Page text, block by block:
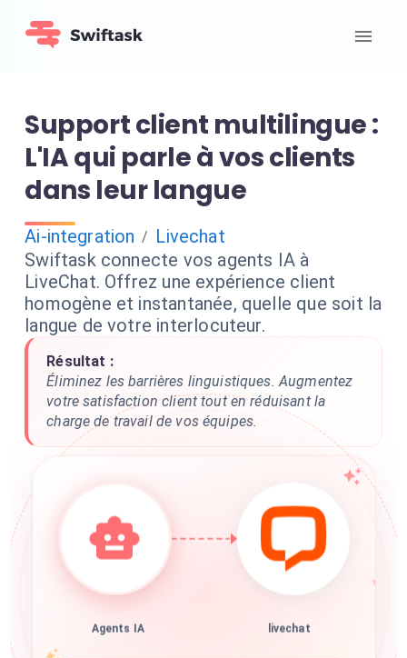
Support client multilingue :
L'IA qui parle à vos clients
dans leur langue
Ai-integration / Livechat
Swiftask connecte vos agents IA à
LiveChat. Offrez une expérience client
homogène et instantanée, quelle que soit la
langue de votre interlocuteur.
Résultat :
Éliminez les barrières linguistiques. Augmentez
votre satisfaction client tout en réduisant la
charge de travail de vos équipes.
Agents IA livechat